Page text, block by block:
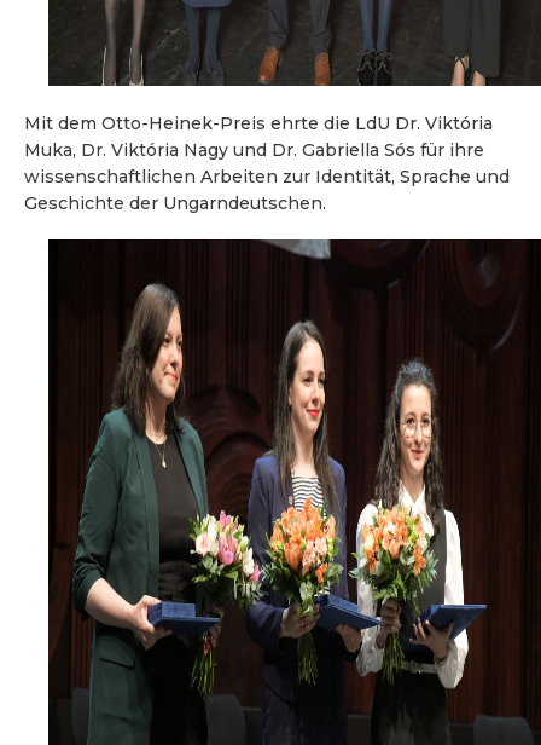
Mit dem Otto-Heinek-Preis ehrte die LdU Dr. Viktória
Muka, Dr. Viktória Nagy und Dr. Gabriella Sós für ihre
wissenschaftlichen Arbeiten zur Identität, Sprache und
Geschichte der Ungarndeutschen.